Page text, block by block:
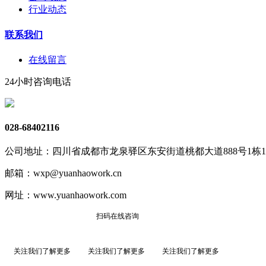
行业动态
联系我们
在线留言
24小时咨询电话
028-68402116
公司地址：四川省成都市龙泉驿区东安街道桃都大道888号1栋
邮箱：wxp@yuanhaowork.cn
网址：www.yuanhaowork.com
扫码在线咨询
关注我们了解更多 关注我们了解更多 关注我们了解更多